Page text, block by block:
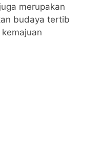
merupakan
budaya tertib